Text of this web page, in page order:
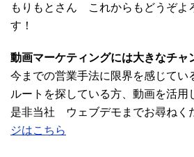
もりもとさん これからもどうぞよ
す！
動画マーケティングには大きなチャ
今までの営業手法に限界を感じてい
ルートを探している方、動画を活用
是非当社 ウェブデモまでお尋ねく
ジはこちら